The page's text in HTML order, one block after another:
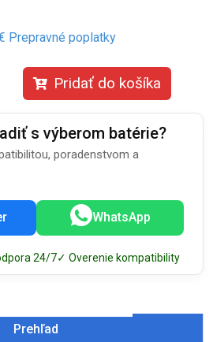
Prepravné poplatky
Pridať do košíka
s výberom batérie?
poradenstvom a
WhatsApp
24/7✓ Overenie kompatibility
Prehľad